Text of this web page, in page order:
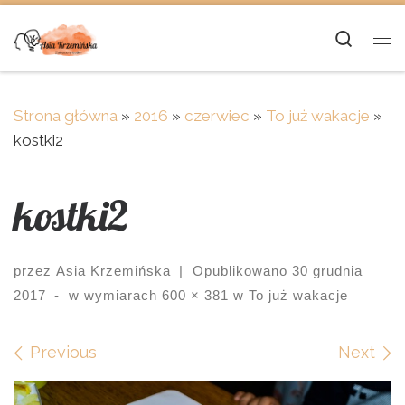
Skip to content
Strona główna » 2016 » czerwiec » To już wakacje »
kostki2
kostki2
przez Asia Krzemińska | Opublikowano 30 grudnia
2017
- w wymiarach 600 × 381 w To już wakacje
Images navigation
Previous Next